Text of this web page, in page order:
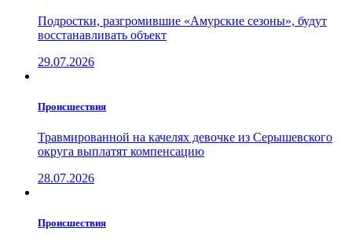
Подростки, разгромившие «Амурские сезоны», будут
восстанавливать объект
29.07.2026
Проиcшествия
Травмированной на качелях девочке из Серышевского
округа выплатят компенсацию
28.07.2026
Проиcшествия